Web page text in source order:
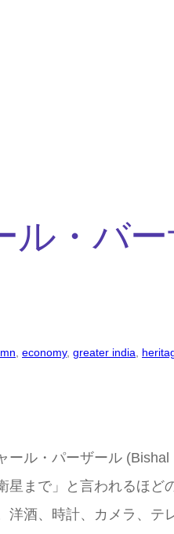
ル・バ
, economy, greater india,
ール・パーザール
星まで」と言われるほ
洋酒、時計、カメラ、